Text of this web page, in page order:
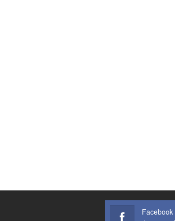
Facebook